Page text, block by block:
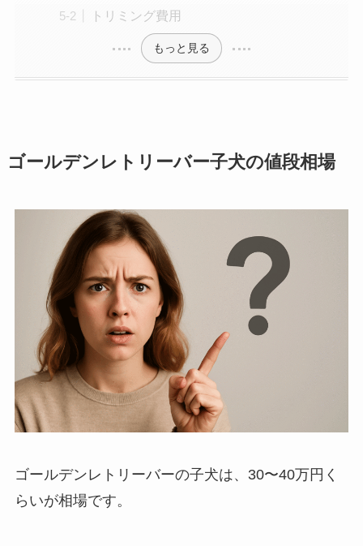
トリミング費用
もっと見る
ゴールデンレトリーバー子犬の値段相場
ゴールデンレトリーバーの子犬は、30〜40万円く
らいが相場です。